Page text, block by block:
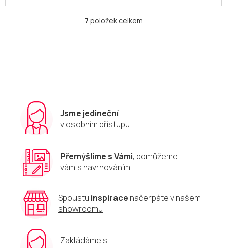
O
c
r
v
k
ý
p
u
7 položek celkem
Jsme jedineční
v osobním přístupu
Přemýšlíme s Vámi, pomůžeme
vám s navrhováním
Spoustu inspirace načerpáte v našem
showroomu
Zakládáme si